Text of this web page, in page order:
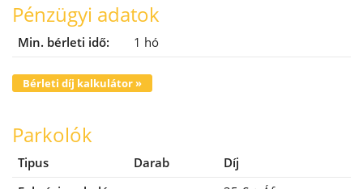
Pénzügyi adatok
Min. bérleti idő: 1 hó
Bérleti díj kalkulátor »
Parkolók
Tipus Darab
Díj